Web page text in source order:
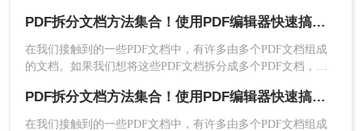
调整方法，帮助大家解决PDF打印中页面大小的问题。
PDF拆分文档方法集合！使用PDF编辑器快速搞定！
在我们接触到的一些PDF文档中，有许多由多个PDF文档组成
的文档。如果我们想将这些PDF文档拆分成多个PDF文档，我
PDF编辑器拆分PDF文档的步骤吧！
PDF拆分文档方法集合！使用PDF编辑器快速搞定！
在我们接触到的一些PDF文档中，有许多由多个PDF文档组成